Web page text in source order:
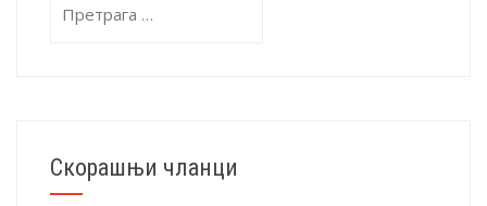
за:
Скорашњи чланци